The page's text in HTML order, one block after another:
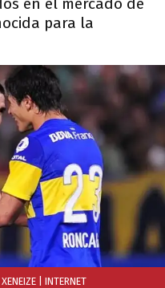
para la
| INTERNET